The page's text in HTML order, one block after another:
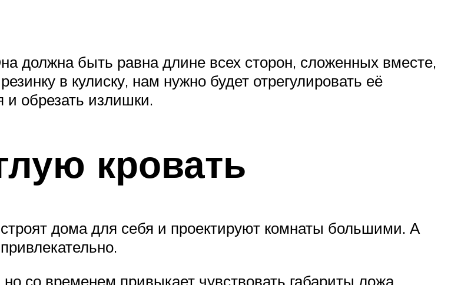
должна быть равна длине всех сторон, сложенных вместе,
в кулиску, нам нужно будет отрегулировать её
и обрезать излишки.
кровать
дома для себя и проектируют комнаты большими. А
со временем привыкает чувствовать габариты ложа.